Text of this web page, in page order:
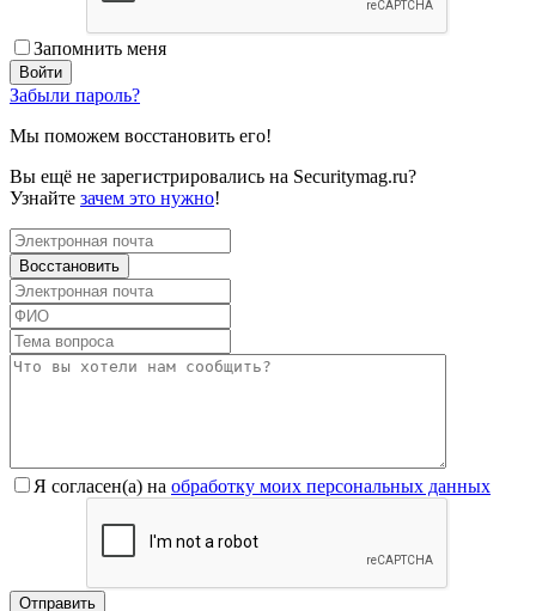
Запомнить меня
Забыли пароль?
Мы поможем восстановить его!
Вы ещё не зарегистрировались на Securitymag.ru?
Узнайте зачем это нужно!
Я согласен(a) на обработку моих персональных данных